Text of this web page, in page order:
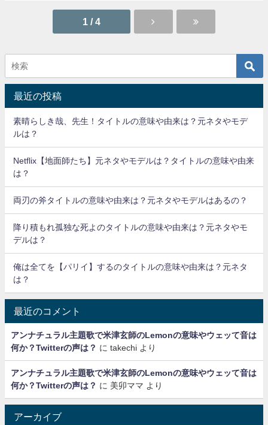
1 / 4
最近の投稿
素晴らしき哉、先生！タイトルの意味や由来は？元ネタやモデ
ルは？
Netflix【地面師たち】元ネタやモデルは？タイトルの意味や由来
は？
両刃の斧タイトルの意味や由来は？元ネタやモデルはあるの？
降り積もれ孤独な死よのタイトルの意味や由来は？元ネタやモ
デルは？
俺は全てを【パリイ】するのタイトルの意味や由来は？元ネタ
は？
最近のコメント
アンナチュラル主題歌で米津玄師のLemonの意味やウェッて音は
何か？Twitterの声は？ に takechi より
アンナチュラル主題歌で米津玄師のLemonの意味やウェッて音は
何か？Twitterの声は？ に 美卯ママ より
アーカイブ